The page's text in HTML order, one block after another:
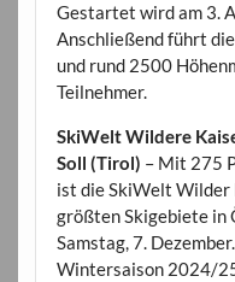
Gestartet wird am 3.
Anschließend führt
und rund 2500
Teilnehmer.
SkiWelt Wildere
Soll (Tirol) – Mit 275
ist die SkiWelt
größten Skigebiete in
Samstag, 7.
Wintersaison 2024/